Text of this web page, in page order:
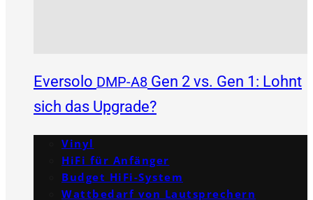
Eversolo DMP-A8 Gen 2 vs. Gen 1: Lohnt
sich das Upgrade?
Vinyl
HiFi für Anfänger
Budget HiFi-System
Wattbedarf von Lautsprechern